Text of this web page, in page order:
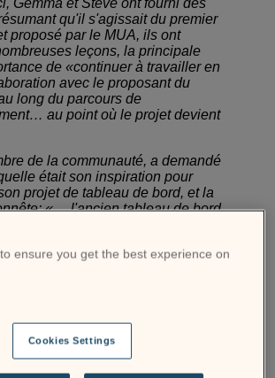
qu'il s'agissait du premier
proposé par le MUA, ils ont
leçons, la principale
de «continuer à travailler en
avec le proposant du
long du parcours de
au point où le projet devient
de la communauté, a demandé
était son inspiration pour
projet de tableau de bord, et la
«… l'ancien tableau de bord
de moi, essayé plusieurs
j'ai rejoint le MUA c'était plus
essayons ceci." "
de Gemma derrière le projet lors
interview avec elle.
ensure you get the best experience on
Cookies Settings